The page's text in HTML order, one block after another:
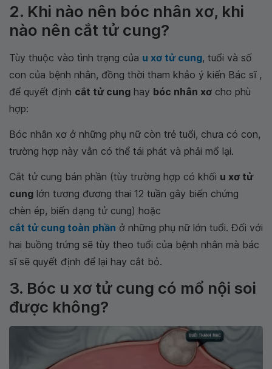
2. Khi nào nên bóc nhân xơ, khi
nào nên cắt tử cung?
Tùy thuộc vào tình trạng của u xơ tử cung, tuổi và số
con của bệnh nhân, đồng thời tham khảo ý kiến Bác sĩ ,
để quyết định cắt tử cung hay bóc nhân xơ cho phù
hợp:
Bóc nhân xơ ở những phụ nữ còn trẻ tuổi, chưa có con,
trường hợp này vẫn có thể tái phát và phải mổ lại.
Cắt tử cung bán phần (tùy trường hợp có khối u xơ tử
cung lớn tương đương thai 12 tuần gây biến chứng
chèn ép, biến dạng tử cung) hoặc
cắt tử cung toàn phần ở những phụ nữ lớn tuổi. Đối với
hai buồng trứng sẽ tùy theo tuổi của bệnh nhân mà bác
sĩ sẽ quyết định để lại hay cắt bỏ.
3. Bóc u xơ tử cung có mổ nội soi
được không?